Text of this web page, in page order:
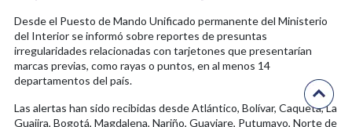
Desde el Puesto de Mando Unificado permanente del Ministerio
del Interior se informó sobre reportes de presuntas
irregularidades relacionadas con tarjetones que presentarían
marcas previas, como rayas o puntos, en al menos 14
departamentos del país.
Las alertas han sido recibidas desde Atlántico, Bolívar, Caquetá, La
Guajira, Bogotá, Magdalena, Nariño, Guaviare, Putumayo, Norte de